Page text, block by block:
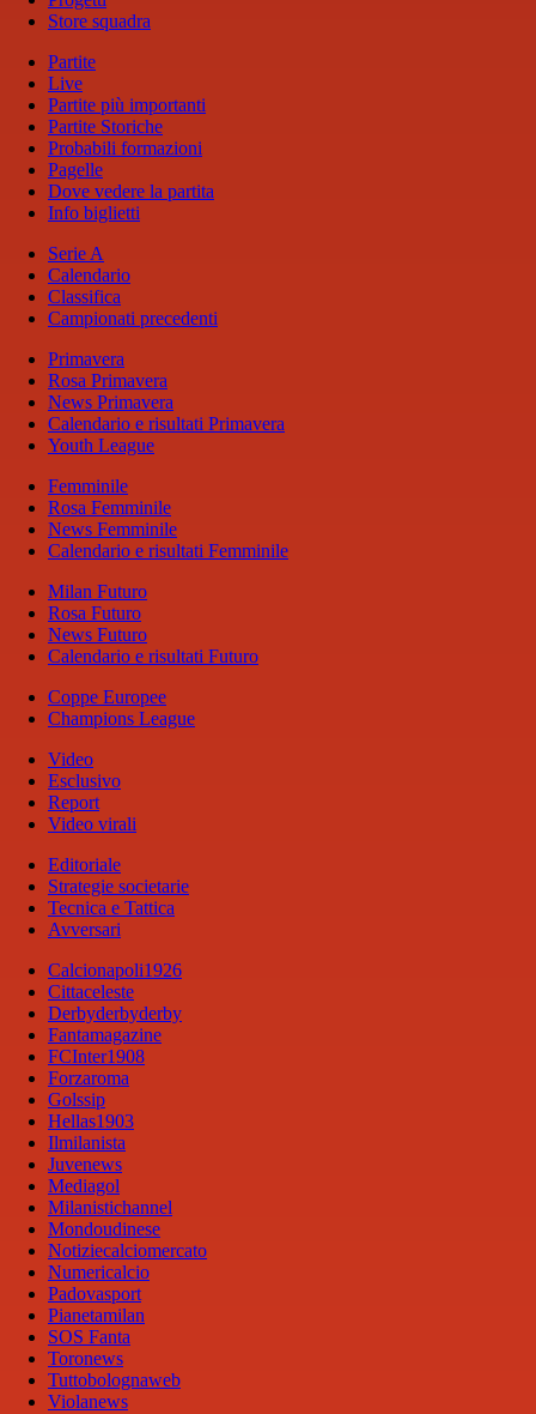
Store squadra
Partite
Live
Partite più importanti
Partite Storiche
Probabili formazioni
Pagelle
Dove vedere la partita
Info biglietti
Serie A
Calendario
Classifica
Campionati precedenti
Primavera
Rosa Primavera
News Primavera
Calendario e risultati Primavera
Youth League
Femminile
Rosa Femminile
News Femminile
Calendario e risultati Femminile
Milan Futuro
Rosa Futuro
News Futuro
Calendario e risultati Futuro
Coppe Europee
Champions League
Video
Esclusivo
Report
Video virali
Editoriale
Strategie societarie
Tecnica e Tattica
Avversari
Calcionapoli1926
Cittaceleste
Derbyderbyderby
Fantamagazine
FCInter1908
Forzaroma
Golssip
Hellas1903
Ilmilanista
Juvenews
Mediagol
Milanistichannel
Mondoudinese
Notiziecalciomercato
Numericalcio
Padovasport
Pianetamilan
SOS Fanta
Toronews
Tuttobolognaweb
Violanews